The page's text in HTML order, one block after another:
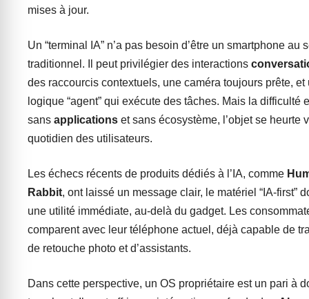
mises à jour.
Un “terminal IA” n’a pas besoin d’être un smartphone au
traditionnel. Il peut privilégier des interactions
des raccourcis contextuels, une caméra toujours prête, et
logique “agent” qui exécute des tâches. Mais la difficulté
sans applications et sans écosystème, l’objet se heurte
quotidien des utilisateurs.
Les échecs récents de produits dédiés à l’IA, comme
Rabbit, ont laissé un message clair, le matériel “IA-first”
une utilité immédiate, au-delà du gadget. Les
comparent avec leur téléphone actuel, déjà capable de
de retouche photo et d’assistants.
Dans cette perspective, un OS propriétaire est un pari à